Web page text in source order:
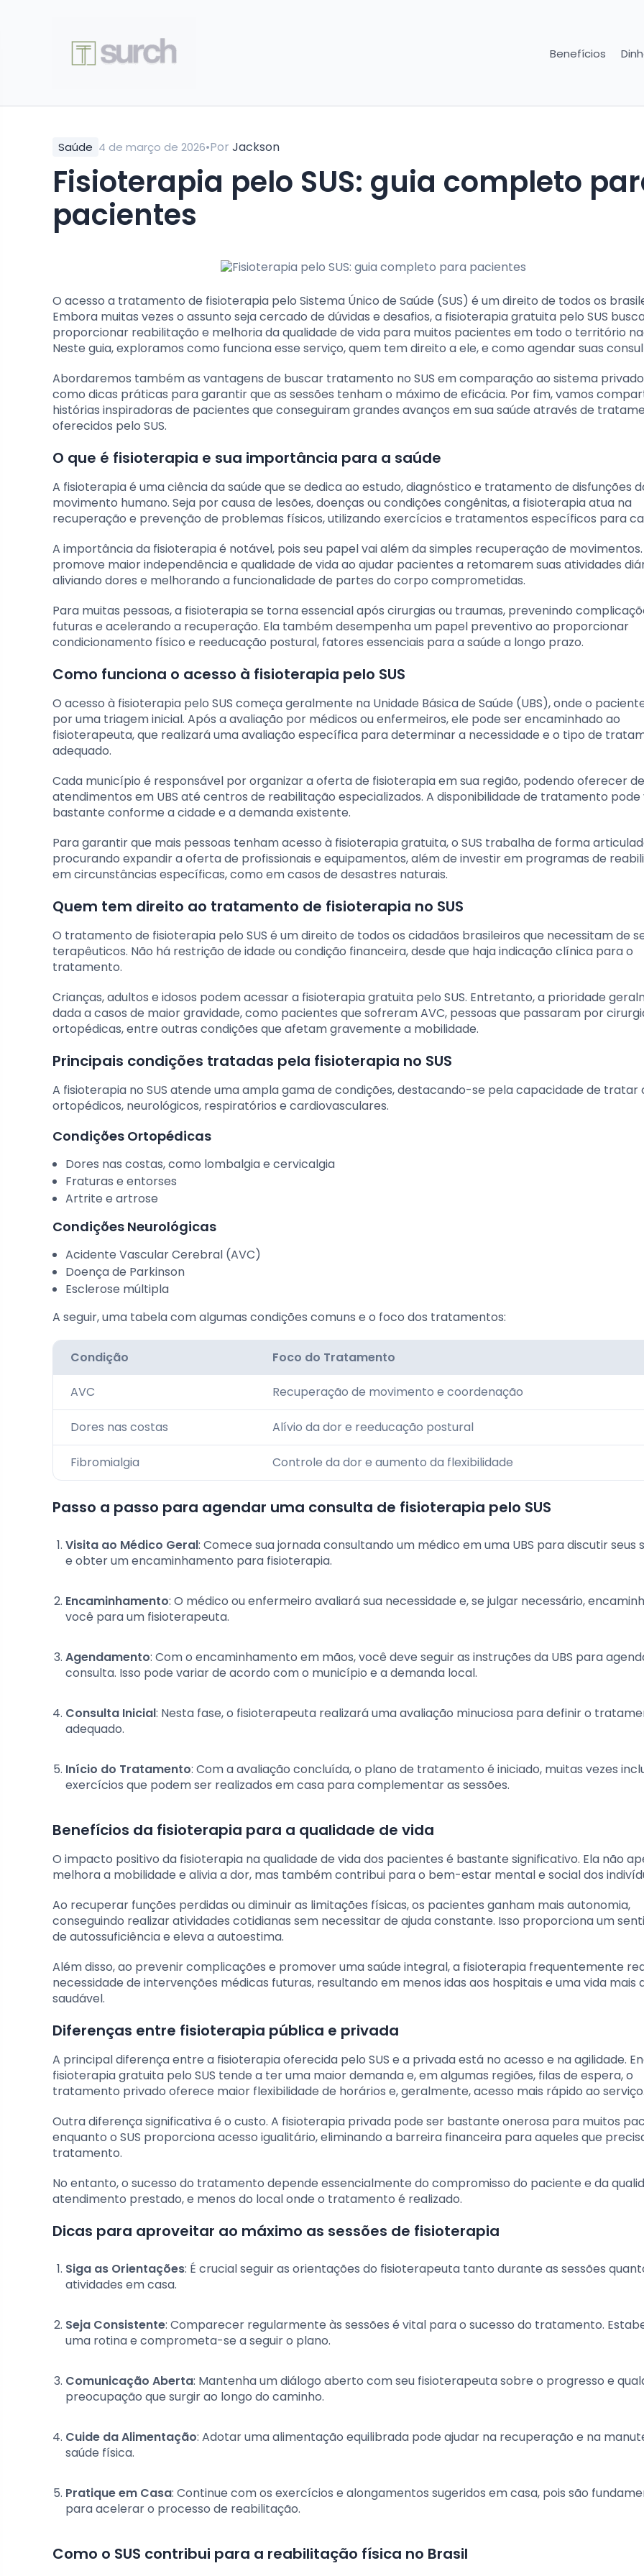
Benefícios
Saúde 4 de março de 2026•Por Jackson
Fisioterapia pelo SUS: guia completo
pacientes
O acesso a tratamento de fisioterapia pelo Sistema Único de Saúde (SUS) é um direito de todos os
Embora muitas vezes o assunto seja cercado de dúvidas e desafios, a fisioterapia gratuita pelo SUS
proporcionar reabilitação e melhoria da qualidade de vida para muitos pacientes em todo o território
Neste guia, exploramos como funciona esse serviço, quem tem direito a ele, e como agendar suas
Abordaremos também as vantagens de buscar tratamento no SUS em comparação ao sistema
como dicas práticas para garantir que as sessões tenham o máximo de eficácia. Por fim, vamos
histórias inspiradoras de pacientes que conseguiram grandes avanços em sua saúde através de
oferecidos pelo SUS.
O que é fisioterapia e sua importância para a saúde
A fisioterapia é uma ciência da saúde que se dedica ao estudo, diagnóstico e tratamento de disfunções
movimento humano. Seja por causa de lesões, doenças ou condições congênitas, a fisioterapia atua na
recuperação e prevenção de problemas físicos, utilizando exercícios e tratamentos específicos para
A importância da fisioterapia é notável, pois seu papel vai além da simples recuperação de movimentos.
promove maior independência e qualidade de vida ao ajudar pacientes a retomarem suas atividades
aliviando dores e melhorando a funcionalidade de partes do corpo comprometidas.
Para muitas pessoas, a fisioterapia se torna essencial após cirurgias ou traumas, prevenindo
futuras e acelerando a recuperação. Ela também desempenha um papel preventivo ao proporcionar
condicionamento físico e reeducação postural, fatores essenciais para a saúde a longo prazo.
Como funciona o acesso à fisioterapia pelo SUS
O acesso à fisioterapia pelo SUS começa geralmente na Unidade Básica de Saúde (UBS), onde o
por uma triagem inicial. Após a avaliação por médicos ou enfermeiros, ele pode ser encaminhado ao
fisioterapeuta, que realizará uma avaliação específica para determinar a necessidade e o tipo de
adequado.
Cada município é responsável por organizar a oferta de fisioterapia em sua região, podendo oferecer
atendimentos em UBS até centros de reabilitação especializados. A disponibilidade de tratamento
bastante conforme a cidade e a demanda existente.
Para garantir que mais pessoas tenham acesso à fisioterapia gratuita, o SUS trabalha de forma
procurando expandir a oferta de profissionais e equipamentos, além de investir em programas de
em circunstâncias específicas, como em casos de desastres naturais.
Quem tem direito ao tratamento de fisioterapia no SUS
O tratamento de fisioterapia pelo SUS é um direito de todos os cidadãos brasileiros que necessitam de
terapêuticos. Não há restrição de idade ou condição financeira, desde que haja indicação clínica para o
tratamento.
Crianças, adultos e idosos podem acessar a fisioterapia gratuita pelo SUS. Entretanto, a prioridade
dada a casos de maior gravidade, como pacientes que sofreram AVC, pessoas que passaram por
ortopédicas, entre outras condições que afetam gravemente a mobilidade.
Principais condições tratadas pela fisioterapia no SUS
A fisioterapia no SUS atende uma ampla gama de condições, destacando-se pela capacidade de tratar
ortopédicos, neurológicos, respiratórios e cardiovasculares.
Condições Ortopédicas
Dores nas costas, como lombalgia e cervicalgia
Fraturas e entorses
Artrite e artrose
Condições Neurológicas
Acidente Vascular Cerebral (AVC)
Doença de Parkinson
Esclerose múltipla
A seguir, uma tabela com algumas condições comuns e o foco dos tratamentos:
Condição Foco do Tratamento
AVC Recuperação de movimento e coordenação
Dores nas costas Alívio da dor e reeducação postural
Fibromialgia Controle da dor e aumento da flexibilidade
Passo a passo para agendar uma consulta de fisioterapia pelo SUS
Visita ao Médico Geral: Comece sua jornada consultando um médico em uma UBS para discutir seus
e obter um encaminhamento para fisioterapia.
Encaminhamento: O médico ou enfermeiro avaliará sua necessidade e, se julgar necessário,
você para um fisioterapeuta.
Agendamento: Com o encaminhamento em mãos, você deve seguir as instruções da UBS para
consulta. Isso pode variar de acordo com o município e a demanda local.
Consulta Inicial: Nesta fase, o fisioterapeuta realizará uma avaliação minuciosa para definir o
adequado.
Início do Tratamento: Com a avaliação concluída, o plano de tratamento é iniciado, muitas vezes
exercícios que podem ser realizados em casa para complementar as sessões.
Benefícios da fisioterapia para a qualidade de vida
O impacto positivo da fisioterapia na qualidade de vida dos pacientes é bastante significativo. Ela não
melhora a mobilidade e alivia a dor, mas também contribui para o bem-estar mental e social dos
Ao recuperar funções perdidas ou diminuir as limitações físicas, os pacientes ganham mais autonomia,
conseguindo realizar atividades cotidianas sem necessitar de ajuda constante. Isso proporciona um
de autossuficiência e eleva a autoestima.
Além disso, ao prevenir complicações e promover uma saúde integral, a fisioterapia frequentemente
necessidade de intervenções médicas futuras, resultando em menos idas aos hospitais e uma vida mais
saudável.
Diferenças entre fisioterapia pública e privada
A principal diferença entre a fisioterapia oferecida pelo SUS e a privada está no acesso e na agilidade.
fisioterapia gratuita pelo SUS tende a ter uma maior demanda e, em algumas regiões, filas de espera, o
tratamento privado oferece maior flexibilidade de horários e, geralmente, acesso mais rápido ao serviço.
Outra diferença significativa é o custo. A fisioterapia privada pode ser bastante onerosa para muitos
enquanto o SUS proporciona acesso igualitário, eliminando a barreira financeira para aqueles que
tratamento.
No entanto, o sucesso do tratamento depende essencialmente do compromisso do paciente e da
atendimento prestado, e menos do local onde o tratamento é realizado.
Dicas para aproveitar ao máximo as sessões de fisioterapia
Siga as Orientações: É crucial seguir as orientações do fisioterapeuta tanto durante as sessões
atividades em casa.
Seja Consistente: Comparecer regularmente às sessões é vital para o sucesso do tratamento.
uma rotina e comprometa-se a seguir o plano.
Comunicação Aberta: Mantenha um diálogo aberto com seu fisioterapeuta sobre o progresso e
preocupação que surgir ao longo do caminho.
Cuide da Alimentação: Adotar uma alimentação equilibrada pode ajudar na recuperação e na
saúde física.
Pratique em Casa: Continue com os exercícios e alongamentos sugeridos em casa, pois são
para acelerar o processo de reabilitação.
Como o SUS contribui para a reabilitação física no Brasil